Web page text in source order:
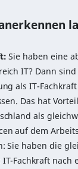
Sie haben eine
IT? Dann sind
als IT-
Das hat
als
auf dem
Sie haben die
Fachkraft nach